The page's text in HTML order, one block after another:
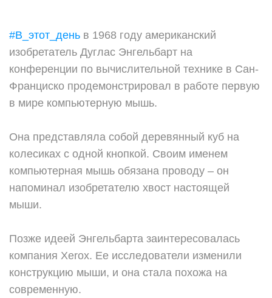
#В_этот_день в 1968 году американский
изобретатель Дуглас Энгельбарт на
конференции по вычислительной технике в Сан-
Франциско продемонстрировал в работе первую
в мире компьютерную мышь.
Она представляла собой деревянный куб на
колесиках с одной кнопкой. Своим именем
компьютерная мышь обязана проводу – он
напоминал изобретателю хвост настоящей
мыши.
Позже идеей Энгельбарта заинтересовалась
компания Xerox. Ее исследователи изменили
конструкцию мыши, и она стала похожа на
современную.